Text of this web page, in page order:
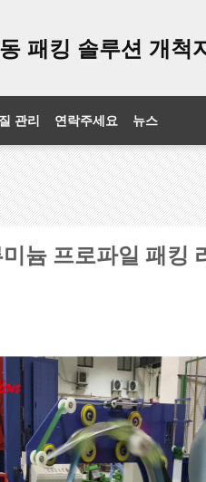
패킹 솔루션 개척
관리 연락주세요 뉴스
늄 프로파일 패킹